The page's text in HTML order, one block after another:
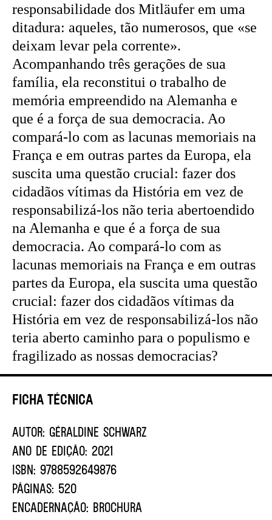
Ficha Técnica
AUTOR: GÉRALDINE SCHWARZ
ANO DE EDIÇÃO: 2021
ISBN: 9788592649876
PÁGINAS: 520
ENCADERNAÇÃO: BROCHURA
responsabilidade dos Mitläufer em uma
ditadura: aqueles, tão numerosos, que «se
deixam levar pela corrente».
Acompanhando três gerações de sua
família, ela reconstitui o trabalho de
memória empreendido na Alemanha e
que é a força de sua democracia. Ao
compará-lo com as lacunas memoriais na
França e em outras partes da Europa, ela
suscita uma questão crucial: fazer dos
cidadãos vítimas da História em vez de
responsabilizá-los não teria abertoendido
na Alemanha e que é a força de sua
democracia. Ao compará-lo com as
lacunas memoriais na França e em outras
partes da Europa, ela suscita uma questão
crucial: fazer dos cidadãos vítimas da
História em vez de responsabilizá-los não
teria aberto caminho para o populismo e
fragilizado as nossas democracias?